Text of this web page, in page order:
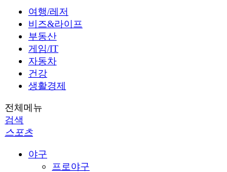
여행/레저
비즈&라이프
부동산
게임/IT
자동차
건강
생활경제
전체메뉴
검색
스포츠
야구
프로야구